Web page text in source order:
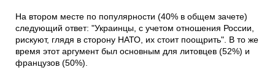
На втором месте по популярности (40% в общем зачете)
следующий ответ: "Украинцы, с учетом отношения России,
рискуют, глядя в сторону НАТО, их стоит поощрить". В то же
время этот аргумент был основным для литовцев (52%) и
французов (50%).